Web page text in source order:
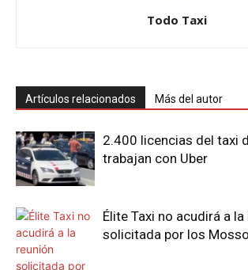
Todo Taxi
Artículos relacionados Más del autor
2.400 licencias del taxi
trabajan con Uber
Élite Taxi no acudirá a la
solicitada por los